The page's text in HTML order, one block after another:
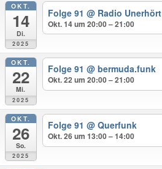
OKT.
14
Di.
2025
Folge 91@ Radio Unerhört
Okt. 14 um 20:00 – 21:00
OKT.
22
Mi.
2025
Folge 91@ bermuda.funk
Okt. 22 um 20:00 – 21:00
OKT.
26
So.
2025
Folge 91@ Querfunk
Okt. 26 um 13:00 – 14:00